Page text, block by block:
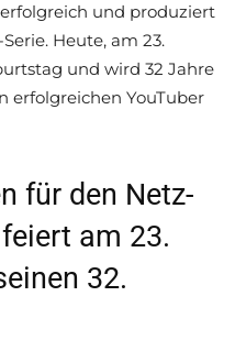
und produziert
Heute, am 23.
und wird 32 Jahre
erfolgreichen YouTuber
für den Netz-
am 23.
32.